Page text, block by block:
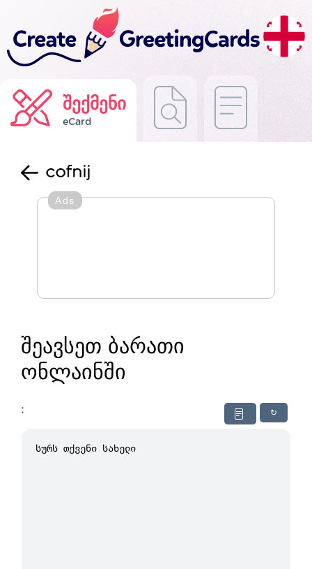
შექმენი
eCard
cofnij
Ads
შეავსეთ ბარათი
ონლაინში
↻
: